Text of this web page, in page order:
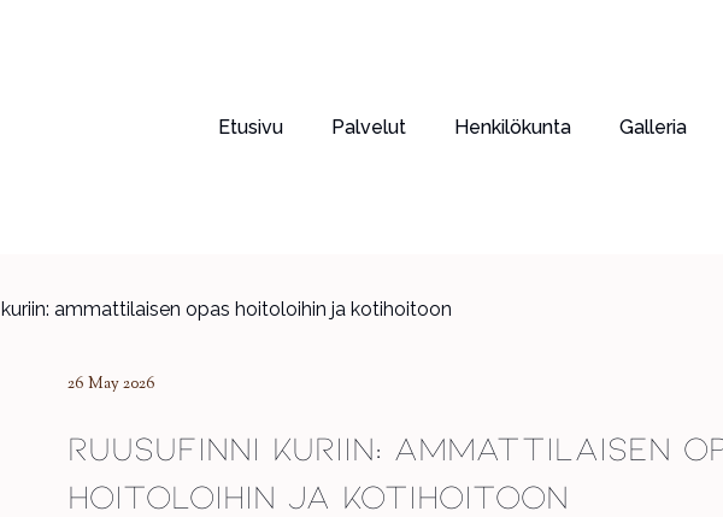
Etusivu Palvelut Henkilökunta Galleria
26 May 2026
Ruusufinni kuriin: ammattilaisen
hoitoloihin ja kotihoitoon